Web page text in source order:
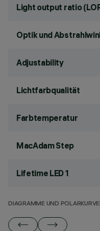
Light output ratio
Optik und
Adjustability
Lichtfarbqualität
Farbtemperatur
MacAdam Step
Lifetime LED 1
DIAGRAMME UND